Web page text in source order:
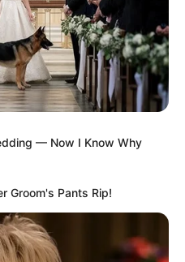
ราศี ดวงขึ้น และ 2 ราศีต้อง
— Now I Know Why
Groom's Pants Rip!